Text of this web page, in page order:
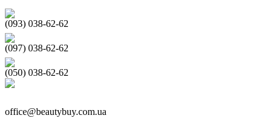
(093) 038-62-62
(097) 038-62-62
(050) 038-62-62
office@beautybuy.com.ua